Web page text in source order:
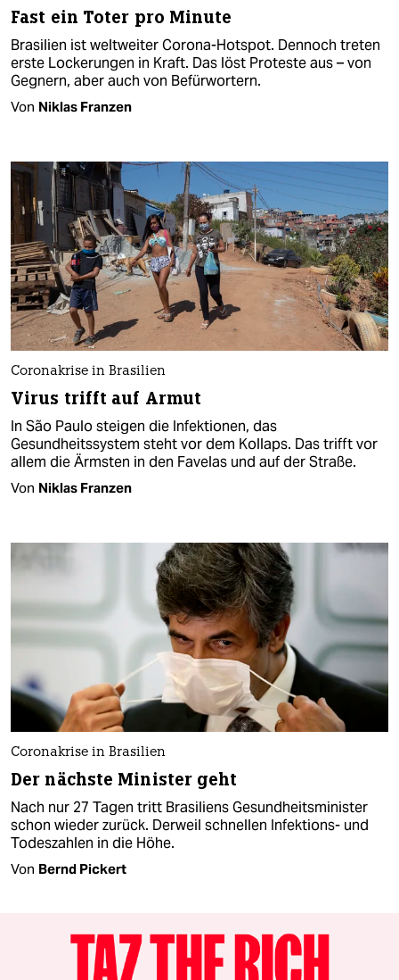
Fast ein Toter pro Minute
Brasilien ist weltweiter Corona-Hotspot. Dennoch treten
erste Lockerungen in Kraft. Das löst Proteste aus – von
Gegnern, aber auch von Befürwortern.
Von Niklas Franzen
Coronakrise in Brasilien
Virus trifft auf Armut
In São Paulo steigen die Infektionen, das
Gesundheitssystem steht vor dem Kollaps. Das trifft vor
allem die Ärmsten in den Favelas und auf der Straße.
Von Niklas Franzen
Coronakrise in Brasilien
Der nächste Minister geht
Nach nur 27 Tagen tritt Brasiliens Gesundheitsminister
schon wieder zurück. Derweil schnellen Infektions- und
Todeszahlen in die Höhe.
Von Bernd Pickert